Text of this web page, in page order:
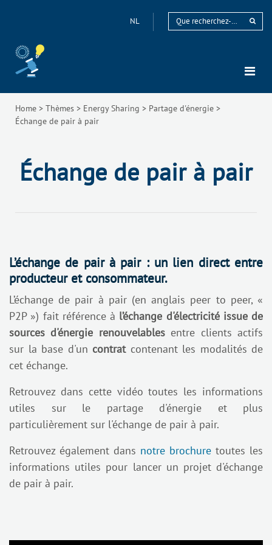
NL
Home > Thèmes > Energy Sharing > Partage d'énergie >
Échange de pair à pair
Échange de pair à pair
L’échange de pair à pair : un lien direct entre
producteur et consommateur.
L’échange de pair à pair (en anglais peer to peer, «
P2P ») fait référence à l’échange d'électricité issue de
sources d'énergie renouvelablesentre clients actifs
sur la base d'un contratcontenant les modalités de
cet échange.
Retrouvez dans cette vidéo toutes les informations
utiles sur le partage d'énergie et plus
particulièrement sur l'échange de pair à pair.
Retrouvez également dans notre brochure toutes les
informations utiles pour lancer un projet d'échange
de pair à pair.